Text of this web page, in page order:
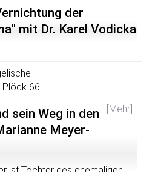
und
Diese Organisationen
ökonomischen und
bei ihrer
Arbeit zu unterstützen. Über
über Partnerorganisation
Guatemala wird an diesem
in Guatemala gelebt (2000-
Mosaik Guatemala mit
der
mit Dr. Karel Vodicka
Plöck 66
[Mehr]
sein Weg in den
Meyer-
ist Tochter des ehemaligen